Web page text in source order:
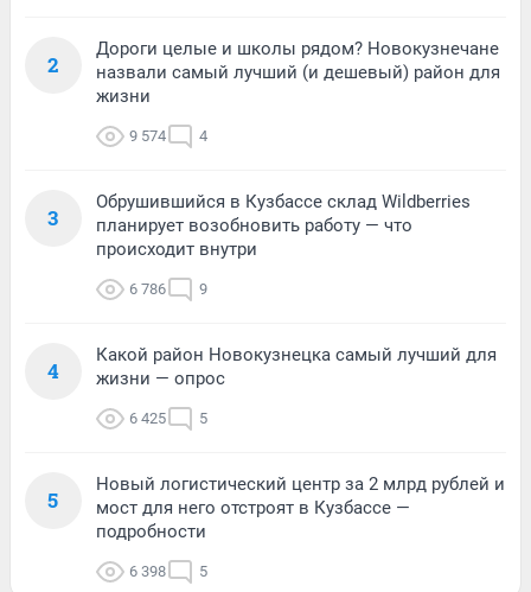
2
Дороги целые и школы рядом? Новокузнечане
назвали самый лучший (и дешевый) район для
жизни
9 574 4
3
Обрушившийся в Кузбассе склад Wildberries
планирует возобновить работу — что
происходит внутри
6 786 9
4
Какой район Новокузнецка самый лучший для
жизни — опрос
6 425 5
5
Новый логистический центр за 2 млрд рублей и
мост для него отстроят в Кузбассе —
подробности
6 398 5